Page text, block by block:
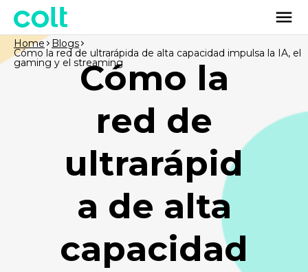
Cómo la
red de
ultrarápid
a de alta
capacidad
Home Blogs
Cómo la red de ultrarápida de alta capacidad impulsa la IA, el
gaming y el streaming